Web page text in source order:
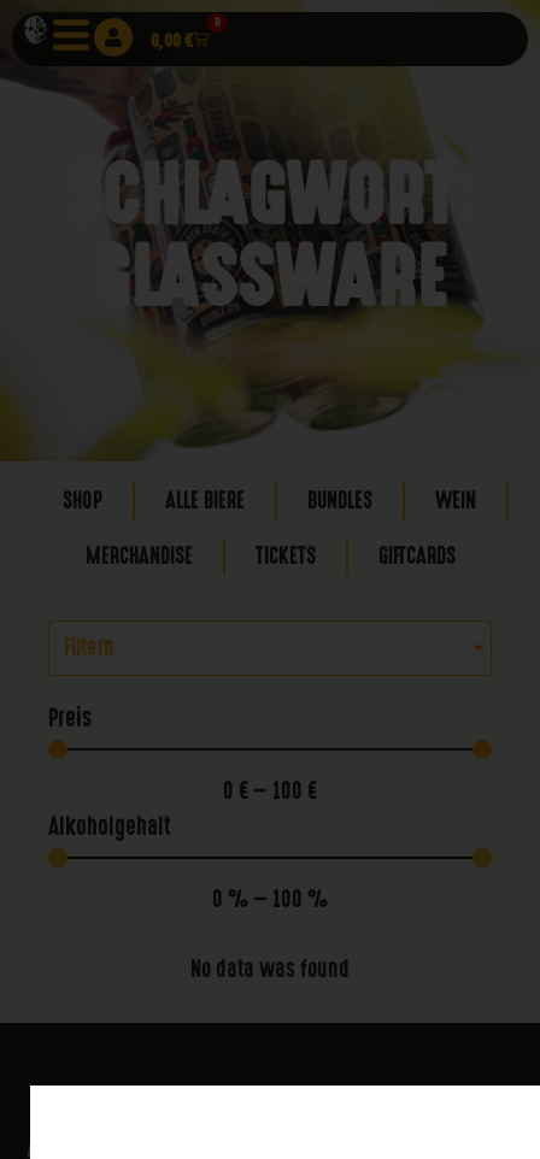
0,00€
0
SCHLAGWORT:
GLASSWARE
SHOP ALLE BIERE BUNDLES WEIN
MERCHANDISE TICKETS GIFTCARDS
Filtern
Preis
0 € — 100 €
Alkoholgehalt
0 % — 100 %
No data was found